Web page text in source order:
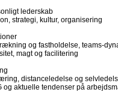
lederskab
strategi, kultur, organisering
og fastholdelse, teams-
magt og facilitering
distanceledelse og
og aktuelle tendenser på